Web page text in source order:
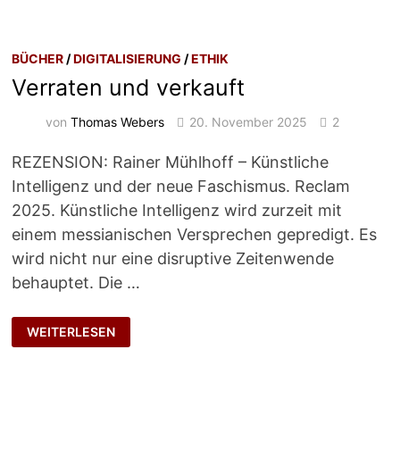
BÜCHER /DIGITALISIERUNG /ETHIK
Verraten und verkauft
vonThomas Webers 20. November 2025 2
REZENSION: Rainer Mühlhoff – Künstliche
Intelligenz und der neue Faschismus. Reclam
2025. Künstliche Intelligenz wird zurzeit mit
einem messianischen Versprechen gepredigt. Es
wird nicht nur eine disruptive Zeitenwende
behauptet. Die …
VERRATEN
UND
VERKAUFT
WEITERLESEN